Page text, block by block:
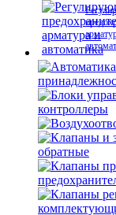
контроллеры
обратные